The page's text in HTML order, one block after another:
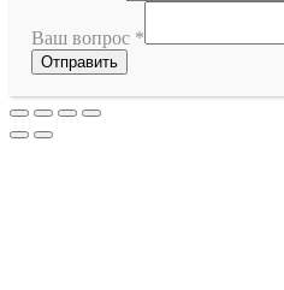
Ваш вопрос *
Отправить